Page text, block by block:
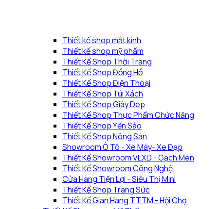
Thiết kế shop mắt kính
Thiết kế shop mỹ phẩm
Thiết Kế Shop Thời Trang
Thiết Kế Shop Đồng Hồ
Thiết Kế Shop Điện Thoại
Thiết Kế Shop Túi Xách
Thiết Kế Shop Giày Dép
Thiết Kế Shop Thực Phẩm Chức Năng
Thiết Kế Shop Yến Sào
Thiết Kế Shop Nông Sản
Showroom Ô Tô - Xe Máy- Xe Đạp
Thiết Kế Showroom VLXD - Gạch Men
Thiết Kế Showroom Công Nghệ
Cửa Hàng Tiện Lợi - Siêu Thị Mini
Thiết Kế Shop Trang Sức
Thiết Kế Gian Hàng TTTM - Hội Chợ